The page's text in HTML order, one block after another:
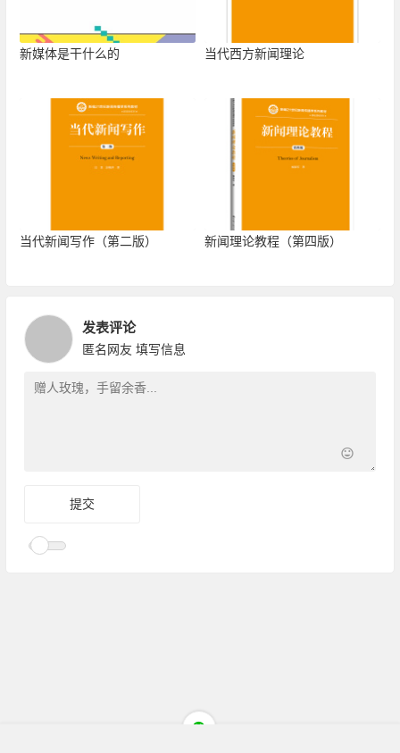
新媒体是干什么的 当代西方新闻理论
当代新闻写作（第二版） 新闻理论教程（第四版）
发表评论
匿名网友 填写信息